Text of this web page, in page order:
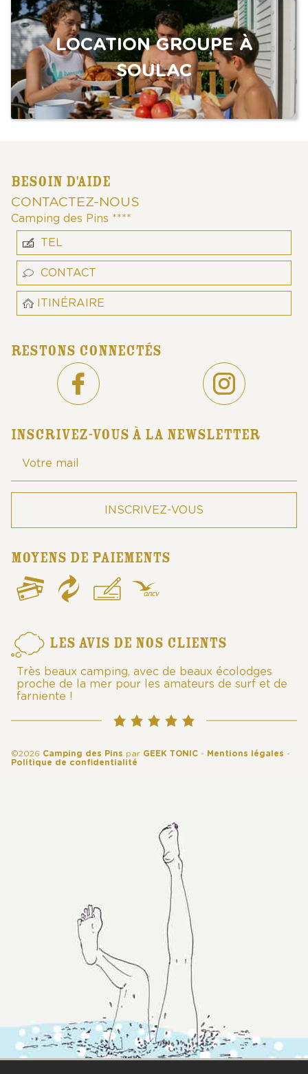
LOCATION GROUPE À
SOULAC
BESOIN D'AIDE
CONTACTEZ-NOUS
Camping des Pins ****
TEL
CONTACT
ITINÉRAIRE
RESTONS CONNECTÉS
INSCRIVEZ-VOUS À LA NEWSLETTER
MOYENS DE PAIEMENTS
LES AVIS DE NOS CLIENTS
Très beaux camping, avec de beaux écolodges
proche de la mer pour les amateurs de surf et de
farniente !
©2026 Camping des Pins par GEEK TONIC - Mentions légales -
Politique de confidentialité